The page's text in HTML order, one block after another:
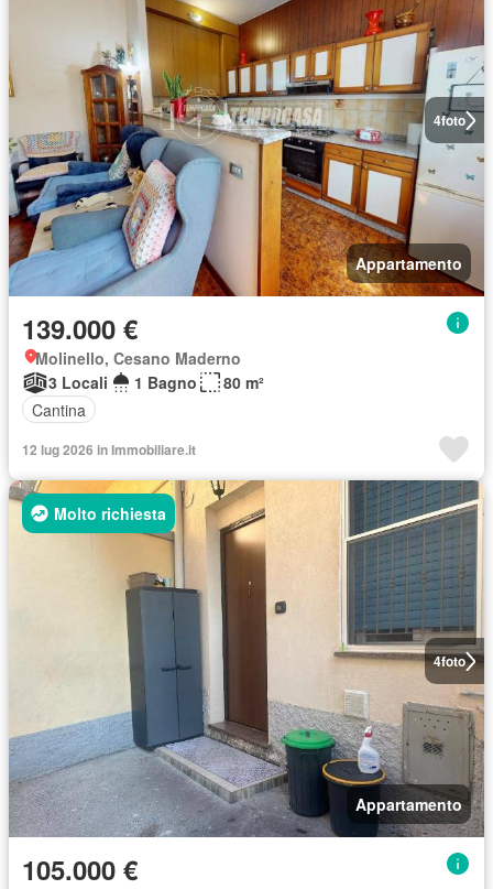
4foto
Appartamento
139.000 €
Molinello, Cesano Maderno
3 Locali
1 Bagno
80 m²
Cantina
12 lug 2026 in Immobiliare.it
4foto
Molto richiesta
Appartamento
105.000 €